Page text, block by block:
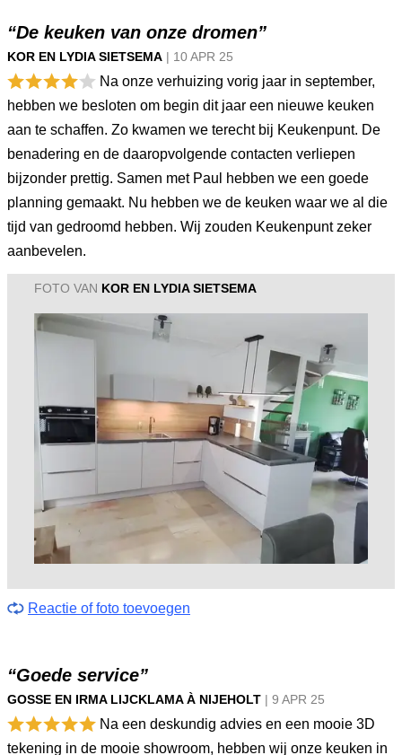
“De keuken van onze dromen”
KOR EN LYDIA SIETSEMA | 10 APR 25
Na onze verhuizing vorig jaar in september,
hebben we besloten om begin dit jaar een nieuwe keuken
aan te schaffen. Zo kwamen we terecht bij Keukenpunt. De
benadering en de daaropvolgende contacten verliepen
bijzonder prettig. Samen met Paul hebben we een goede
planning gemaakt. Nu hebben we de keuken waar we al die
tijd van gedroomd hebben. Wij zouden Keukenpunt zeker
aanbevelen.
FOTO VAN KOR EN LYDIA SIETSEMA
Reactie of foto toevoegen
“Goede service”
GOSSE EN IRMA LIJCKLAMA À NIJEHOLT | 9 APR 25
Na een deskundig advies en een mooie 3D
tekening in de mooie showroom, hebben wij onze keuken in